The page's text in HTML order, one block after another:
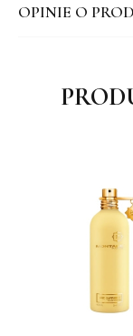
OPINIE O